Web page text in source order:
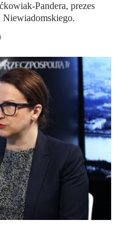
Pandera, prezes
Niewiadomskiego.